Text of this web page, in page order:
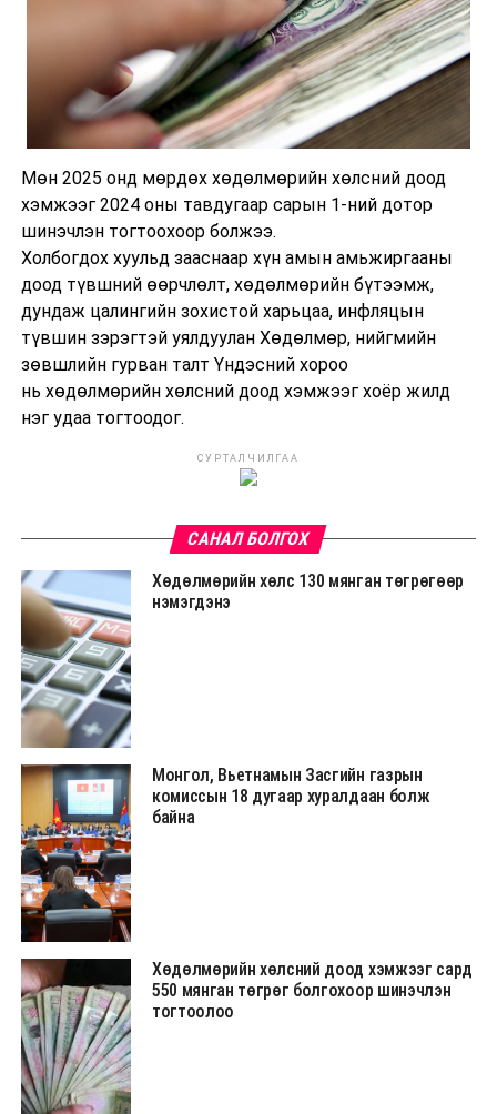
Мөн 2025 онд мөрдөх хөдөлмөрийн хөлсний доод
хэмжээг 2024 оны тавдугаар сарын 1-ний дотор
шинэчлэн тогтоохоор болжээ.
Холбогдох хуульд зааснаар хүн амын амьжиргааны
доод түвшний өөрчлөлт, хөдөлмөрийн бүтээмж,
дундаж цалингийн зохистой харьцаа, инфляцын
түвшин зэрэгтэй уялдуулан Хөдөлмөр, нийгмийн
зөвшлийн гурван талт Үндэсний хороо
нь хөдөлмөрийн хөлсний доод хэмжээг хоёр жилд
нэг удаа тогтоодог.
СУРТАЛЧИЛГАА
САНАЛ БОЛГОХ
Хөдөлмөрийн хөлс 130 мянган төгрөгөөр
нэмэгдэнэ
Монгол, Вьетнамын Засгийн газрын
комиссын 18 дугаар хуралдаан болж
байна
Хөдөлмөрийн хөлсний доод хэмжээг сард
550 мянган төгрөг болгохоор шинэчлэн
тогтоолоо